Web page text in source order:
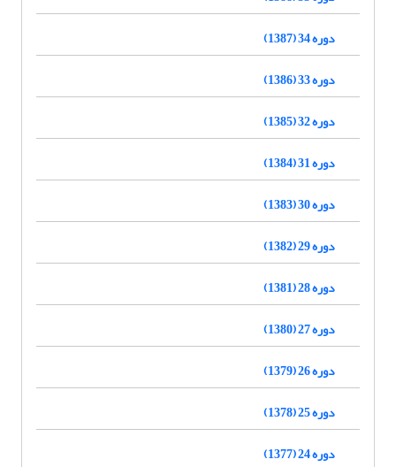
دوره 34 (1387)
دوره 33 (1386)
دوره 32 (1385)
دوره 31 (1384)
دوره 30 (1383)
دوره 29 (1382)
دوره 28 (1381)
دوره 27 (1380)
دوره 26 (1379)
دوره 25 (1378)
دوره 24 (1377)